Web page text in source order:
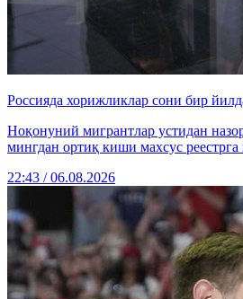
Россияда хорижликлар сони бир
Ноқонуний мигрантлар устидан
мингдан ортиқ киши махсус реестрга
22:43 / 06.08.2026